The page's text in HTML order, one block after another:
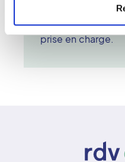
enceintes. Il est
que vous êtes
prise en charge.